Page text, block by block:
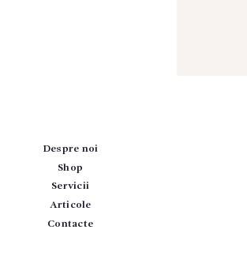
Despre noi
Shop
Servicii
Articole
Contacte